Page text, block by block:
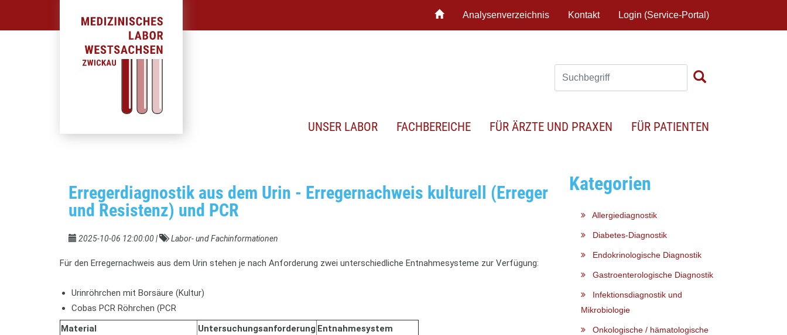
Analysenverzeichnis Kontakt Login (Service-Portal)
UNSER LABOR FACHBEREICHE FÜR ÄRZTE UND PRAXEN FÜR PATIENTEN
Erregerdiagnostik aus dem Urin - Erregernachweis kulturell (Erreger
und Resistenz) und PCR
2025-10-06 12:00:00| Labor- und Fachinformationen
Für den Erregernachweis aus dem Urin stehen je nach Anforderung zwei unterschiedliche Entnahmesysteme zur Verfügung:
Urinröhrchen mit Borsäure (Kultur)
Cobas PCR Röhrchen (PCR
Material
Untersuchungsanforderung Entnahmesystem
Kategorien
Allergiediagnostik
Diabetes-Diagnostik
Endokrinologische Diagnostik
Gastroenterologische Diagnostik
Infektionsdiagnostik und
Mikrobiologie
Onkologische / hämatologische